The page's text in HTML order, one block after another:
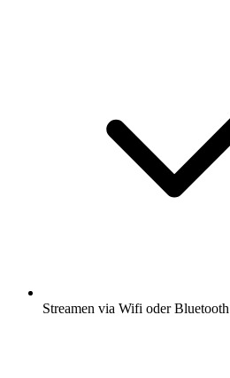
Streamen via Wifi oder Bluetooth